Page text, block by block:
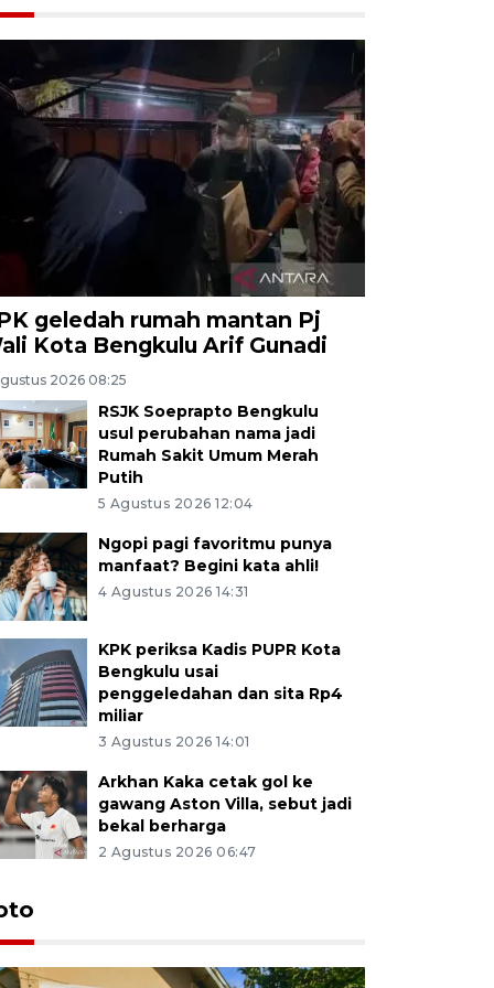
geledah rumah mantan Pj
Kota Bengkulu Arif Gunadi
2026 08:25
RSJK Soeprapto Bengkulu
usul perubahan nama jadi
Rumah Sakit Umum Merah
Putih
5 Agustus 2026 12:04
Ngopi pagi favoritmu punya
manfaat? Begini kata ahli!
4 Agustus 2026 14:31
KPK periksa Kadis PUPR Kota
Bengkulu usai
penggeledahan dan sita Rp4
miliar
3 Agustus 2026 14:01
Arkhan Kaka cetak gol ke
gawang Aston Villa, sebut jadi
bekal berharga
2 Agustus 2026 06:47